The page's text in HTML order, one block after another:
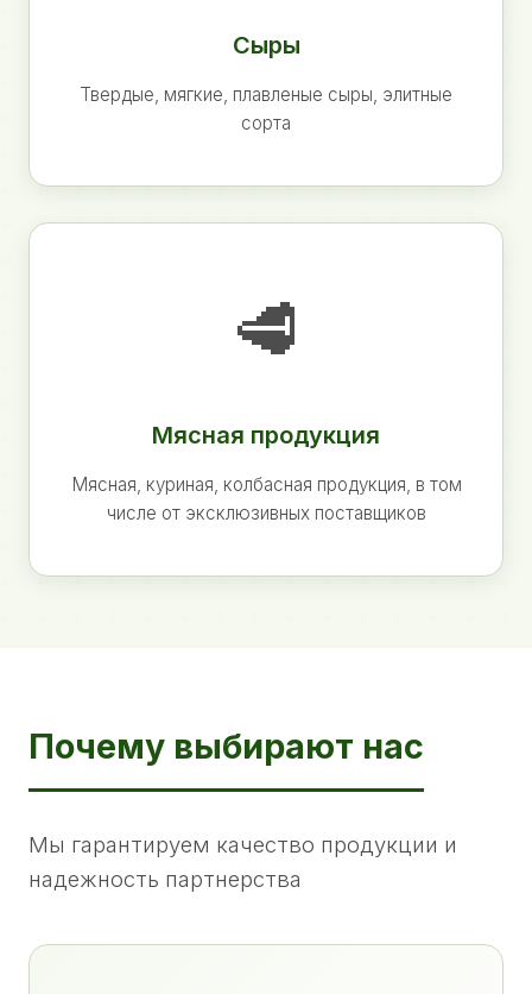
Сыры
Твердые, мягкие, плавленые сыры, элитные
сорта
🥩
Мясная продукция
Мясная, куриная, колбасная продукция, в том
числе от эксклюзивных поставщиков
Почему выбирают нас
Мы гарантируем качество продукции и
надежность партнерства